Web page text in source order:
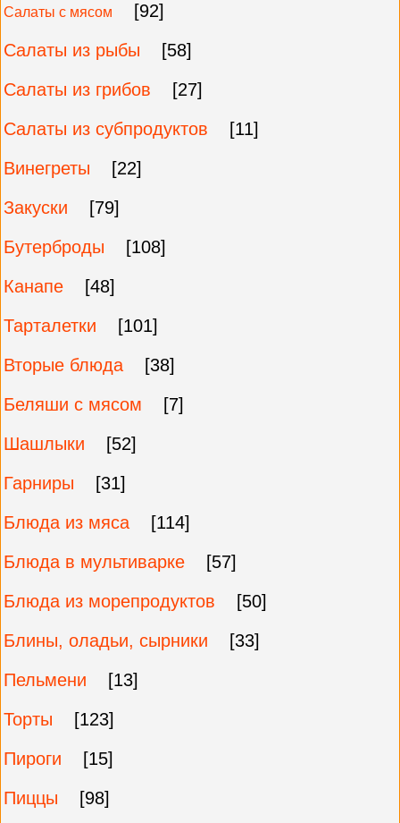
Салаты с мясом
[92]
Салаты из рыбы
[58]
Салаты из грибов
[27]
Салаты из субпродуктов
[11]
Винегреты
[22]
Закуски
[79]
Бутерброды
[108]
Канапе
[48]
Тарталетки
[101]
Вторые блюда
[38]
Беляши с мясом
[7]
Шашлыки
[52]
Гарниры
[31]
Блюда из мяса
[114]
Блюда в мультиварке
[57]
Блюда из морепродуктов
[50]
Блины, оладьи, сырники
[33]
Пельмени
[13]
Торты
[123]
Пироги
[15]
Пиццы
[98]